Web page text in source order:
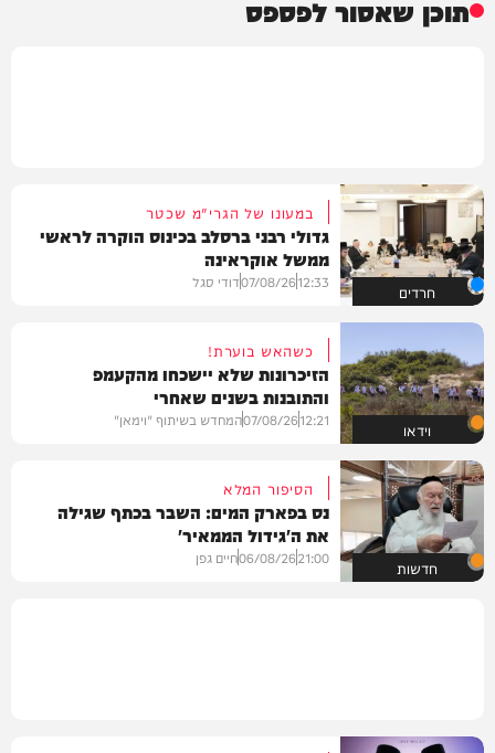
תוכן שאסור לפספס
חרדים
במעונו של הגרי"מ שכטר
גדולי רבני ברסלב בכינוס הוקרה לראשי
ממשל אוקראינה
12:33
07/08/26דודי סגל
וידאו
כשהאש בוערת!
הזיכרונות שלא יישכחו מהקעמפ
והתובנות בשנים שאחרי
12:21
07/08/26המחדש בשיתוף "וימאן"
חדשות
הסיפור המלא
נס בפארק המים: השבר בכתף שגילה
את ה'גידול הממאיר'
21:00
06/08/26חיים גפן